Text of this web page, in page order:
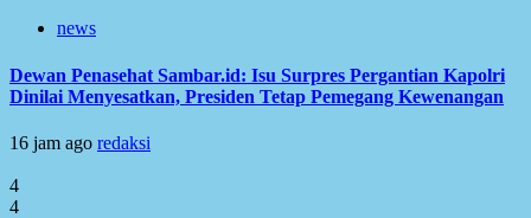
news
Dewan Penasehat Sambar.id: Isu Surpres Pergantian Kapolri
Dinilai Menyesatkan, Presiden Tetap Pemegang Kewenangan
16 jam ago redaksi
4
4